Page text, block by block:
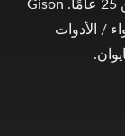
Gison شهادة نظام الجودة ISO-9001 لأكثر من 25 عامًا. Gison
/ الأدوات